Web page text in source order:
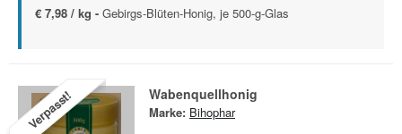
€ 7,98 / kg - Gebirgs-Blüten-Honig, je 500-g-Glas
Verpasst! Wabenquellhonig
Marke: Bihophar